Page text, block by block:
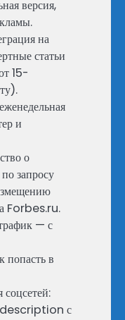
версия,
на
статьи
15-
и
о
запросу
Forbes.ru.
— с
попасть в
description с